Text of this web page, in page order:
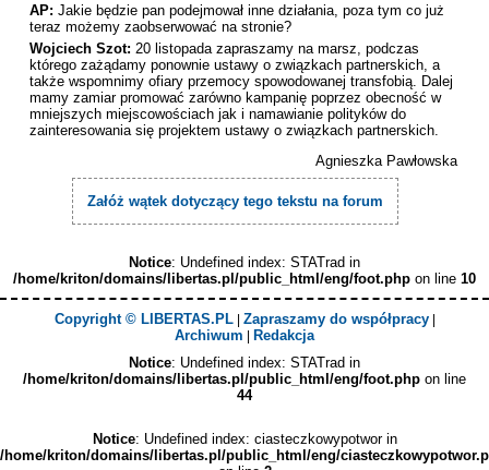
AP:Jakie będzie pan podejmował inne działania, poza tym co już
teraz możemy zaobserwować na stronie?
Wojciech Szot:20 listopada zapraszamy na marsz, podczas
którego zażądamy ponownie ustawy o związkach partnerskich, a
także wspomnimy ofiary przemocy spowodowanej transfobią. Dalej
mamy zamiar promować zarówno kampanię poprzez obecność w
mniejszych miejscowościach jak i namawianie polityków do
zainteresowania się projektem ustawy o związkach partnerskich.
Agnieszka Pawłowska
Załóż wątek dotyczący tego tekstu na forum
Notice: Undefined index: STATrad in
/home/kriton/domains/libertas.pl/public_html/eng/foot.php on line 10
Copyright © LIBERTAS.PL| Zapraszamy do współpracy|
Archiwum
Redakcja
Notice: Undefined index: STATrad in
/home/kriton/domains/libertas.pl/public_html/eng/foot.php on line
44
Notice: Undefined index: ciasteczkowypotwor in
/home/kriton/domains/libertas.pl/public_html/eng/